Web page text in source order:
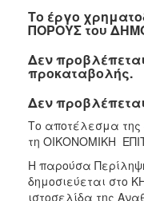
Το έργο
ΠΟΡΟΥΣ του
Δεν
προκαταβολής.
Δεν
Το αποτέλεσμα της
τη ΟΙΚΟΝΟΜΙΚΗ
Η παρούσα
δημοσιεύεται στο
ιστοσελίδα της